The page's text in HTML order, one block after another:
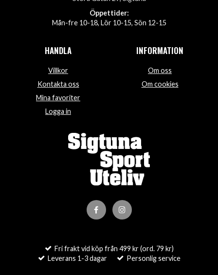
Öppettider:
Mån-fre 10-18, Lör 10-15, Sön 12-15
HANDLA
Villkor
Kontakta oss
Mina favoriter
Logga in
INFORMATION
Om oss
Om cookies
Fri frakt vid köp från 499 kr (ord. 79 kr)
Leverans 1-3 dagar
Personlig service